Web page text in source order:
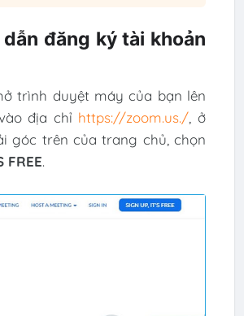
dẫn đăng ký tài khoản
trình duyệt máy của bạn lên
địa chỉ https://zoom.us./, ở
góc trên của trang chủ, chọn
FREE.